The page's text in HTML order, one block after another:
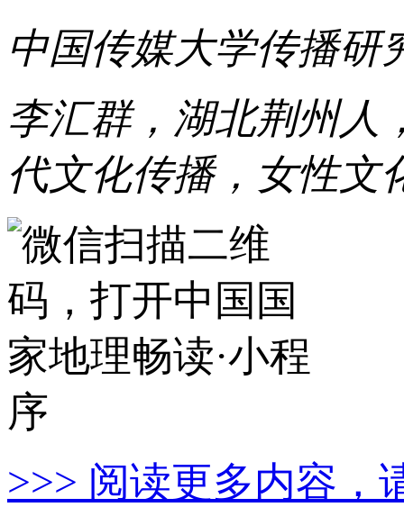
中国传媒大学传播研
李汇群，湖北荆州人
代文化传播，女性文
>>> 阅读更多内容，